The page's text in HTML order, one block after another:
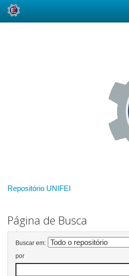
Repositório UNIFEI
Página de Busca
Buscar em:
por